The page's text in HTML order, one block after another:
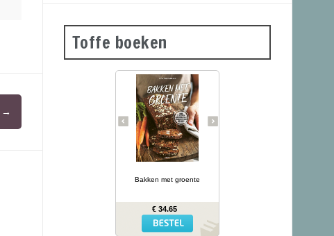
→
Toffe boeken
courgettebaguettes,
wortelbroodjes en
roggecrackers met
knolselderij: wanneer je
groente in het deeg doet,
krijg je mals en kleurrijk
brood dat ook nog eens
gezonder is dan gewoon
brood. In Bakken met
kookboekenauteur en
recepten (waarvan vele
glutenvrij) voor broden,
bolletjes, baguettes,
crackers en zoete
… lees meer
Bakken met groente
€ 34.65